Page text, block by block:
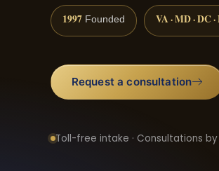
1997 Founded VA · MD · DC
Request a consultation
Toll-free intake · Consultations